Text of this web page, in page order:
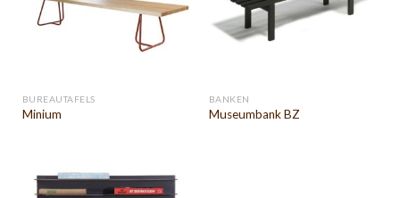
BUREAUTAFELS
Minium
BANKEN
Museumbank BZ